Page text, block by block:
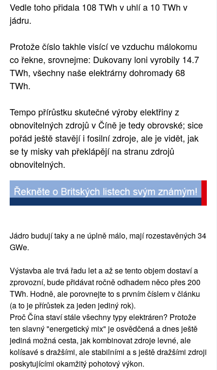
Vedle toho přidala 108 TWh v uhlí a 10 TWh v
jádru.
Protože číslo takhle visící ve vzduchu málokomu
co řekne, srovnejme: Dukovany loni vyrobily 14.7
TWh, všechny naše elektrárny dohromady 68
TWh.
Tempo přírůstku skutečné výroby elektřiny z
obnovitelných zdrojů v Číně je tedy obrovské; sice
pořád ještě stavějí i fosilní zdroje, ale je vidět, jak
se ty misky vah překlápějí na stranu zdrojů
obnovitelných.
Jádro budují taky a ne úplně málo, mají rozestavěných 34
GWe.
Výstavba ale trvá řadu let a až se tento objem dostaví a
zprovozní, bude přidávat ročně odhadem něco přes 200
TWh. Hodně, ale porovnejte to s prvním číslem v článku
(a to je přírůstek za jeden jediný rok).
Proč Čína staví stále všechny typy elektráren? Protože
ten slavný "energetický mix" je osvědčená a dnes ještě
jediná možná cesta, jak kombinovat zdroje levné, ale
kolísavé s dražšími, ale stabilními a s ještě dražšími zdroji
poskytujícími okamžitý pohotový výkon.